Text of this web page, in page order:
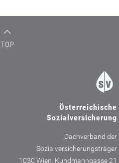
TOP
Österreichische
Sozialversicherung
Dachverband der
Sozialversicherungsträger
1030 Wien, Kundmanngasse 21